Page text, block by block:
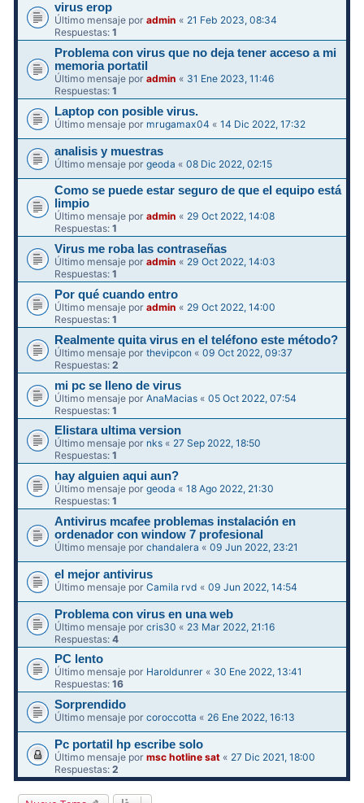
virus erop
Último mensaje poradmin « 21 Feb 2023, 08:34
Respuestas:1
Problema con virus que no deja tener acceso a mi
memoria portatil
Último mensaje poradmin « 31 Ene 2023, 11:46
Respuestas:1
Laptop con posible virus.
Último mensaje por mrugamax04 «14 Dic 2022, 17:32
analisis y muestras
Último mensaje porgeoda «08 Dic 2022, 02:15
Como se puede estar seguro de que el equipo está
limpio
Último mensaje poradmin « 29 Oct 2022, 14:08
Respuestas:1
Virus me roba las contraseñas
Último mensaje poradmin « 29 Oct 2022, 14:03
Respuestas:1
Por qué cuando entro
Último mensaje poradmin « 29 Oct 2022, 14:00
Respuestas:1
Realmente quita virus en el teléfono este método?
Último mensaje porthevipcon «09 Oct 2022, 09:37
Respuestas:2
mi pc se lleno de virus
Último mensaje porAnaMacias «05 Oct 2022, 07:54
Respuestas:1
Elistara ultima version
Último mensaje por nks « 27 Sep 2022, 18:50
Respuestas:1
hay alguien aqui aun?
Último mensaje porgeoda «18 Ago 2022, 21:30
Respuestas:1
Antivirus mcafee problemas instalación en
ordenador con window 7 profesional
Último mensaje porchandalera «09 Jun 2022, 23:21
el mejor antivirus
Último mensaje porCamila rvd «09 Jun 2022, 14:54
Problema con virus en una web
Último mensaje porcris30 « 23 Mar 2022, 21:16
Respuestas:4
PC lento
Último mensaje por Haroldunrer « 30 Ene 2022, 13:41
Respuestas:16
Sorprendido
Último mensaje porcoroccotta « 26 Ene 2022, 16:13
Pc portatil hp escribe solo
Último mensaje pormsc hotline sat « 27 Dic 2021, 18:00
Respuestas:2